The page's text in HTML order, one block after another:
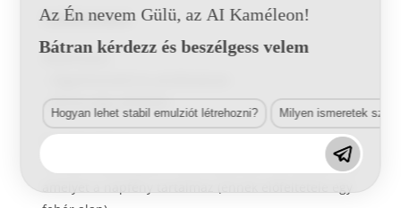
Tulajdonságok
Alkalmazás:
– Biztonsági jelölések
Termék előnyei:
– Óriási megvilágítás még a legkisebb UV-fényben is,
Az Én nevem Gülü, az AI Kaméleon!
Bátran kérdezz és beszélgess velem
Hogyan lehet stabil emulziót létrehozni? Milyen ismeretek